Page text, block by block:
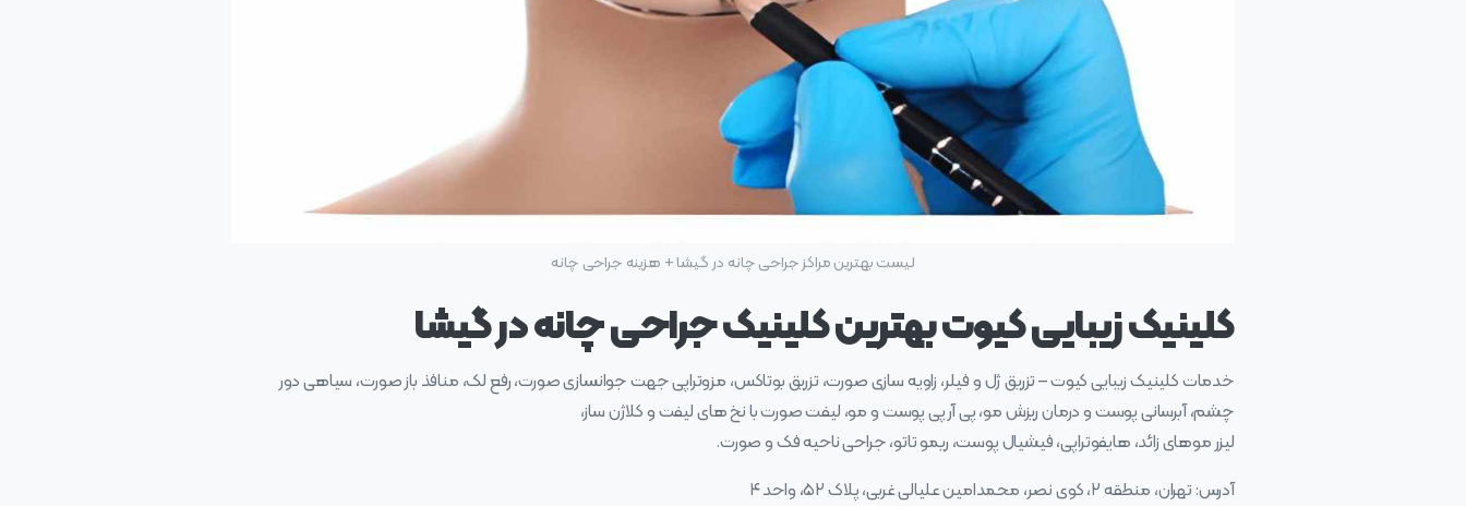
لیست بهترین مراکز جراحی چانه در گیشا + هزینه جراحی چانه
کلینیک زیبایی کیوت بهترین کلینیک جراحی چانه در گیشا
خدمات کلینیک زیبایی کیوت – تزریق ژل و فیلر، زاویه سازی صورت، تزریق بوتاکس، مزوتراپی جهت جوانسازی صورت، رفع لک، منافذ باز صورت، سیاهی دور
چشم، آبرسانی پوست و درمان ریزش مو، پی آر پی پوست و مو، لیفت صورت با نخ های لیفت و کلاژن ساز،
لیزر موهای زائد، هایفوتراپی، فیشیال پوست، ریمو تاتو، جراحی ناحیه فک و صورت.
آدرس: تهران، منطقه ۲، کوی نصر، محمدامین علیالی غربی، ​پلاک ۵۲، واحد ۴